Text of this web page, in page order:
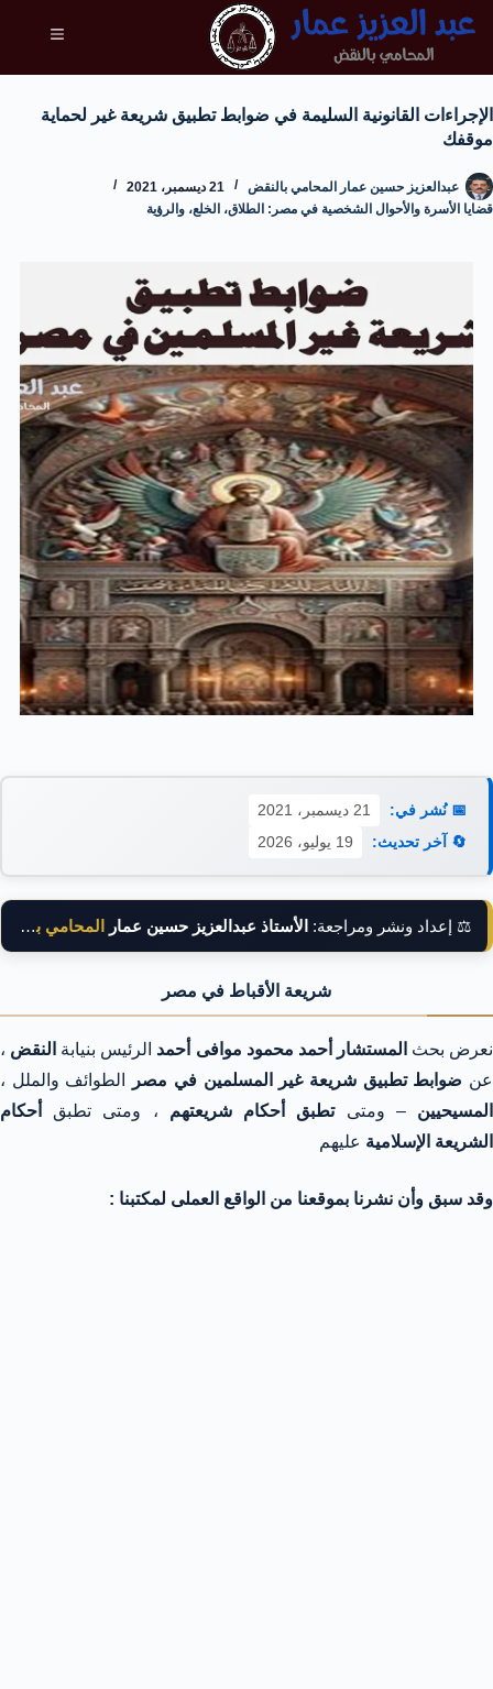
الإجراءات القانونية السليمة في ضوابط تطبيق شريعة غير لحماية
موقفك
عبدالعزيز حسين عمار المحامي بالنقض
21 ديسمبر، 2021
قضايا الأسرة والأحوال الشخصية في مصر: الطلاق، الخلع، والرؤية
📅 نُشر في:
21 ديسمبر، 2021
🔄 آخر تحديث:
19 يوليو، 2026
⚖️ إعداد ونشر ومراجعة: الأستاذ عبدالعزيز حسين عمار المحامي بالنقض
شريعة الأقباط في مصر
نعرض بحث المستشار أحمد محمود موافى أحمد الرئيس بنيابة النقض ،
عن ضوابط تطبيق شريعة غير المسلمين في مصر
الطوائف والملل ،
المسيحيين – ومتىتطبق أحكام شريعتهم ، ومتى تطبق
أحكام
الشريعة الإسلامية عليهم
وقد سبق وأن نشرنا بموقعنا من الواقع العملى لمكتبنا :